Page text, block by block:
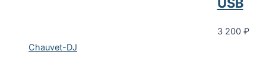
Chauvet-DJ
3 200 ₽